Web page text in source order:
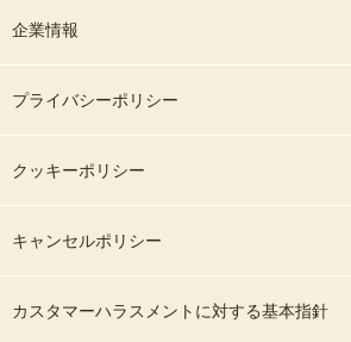
企業情報
プライバシーポリシー
クッキーポリシー
キャンセルポリシー
カスタマーハラスメントに対する基本指針